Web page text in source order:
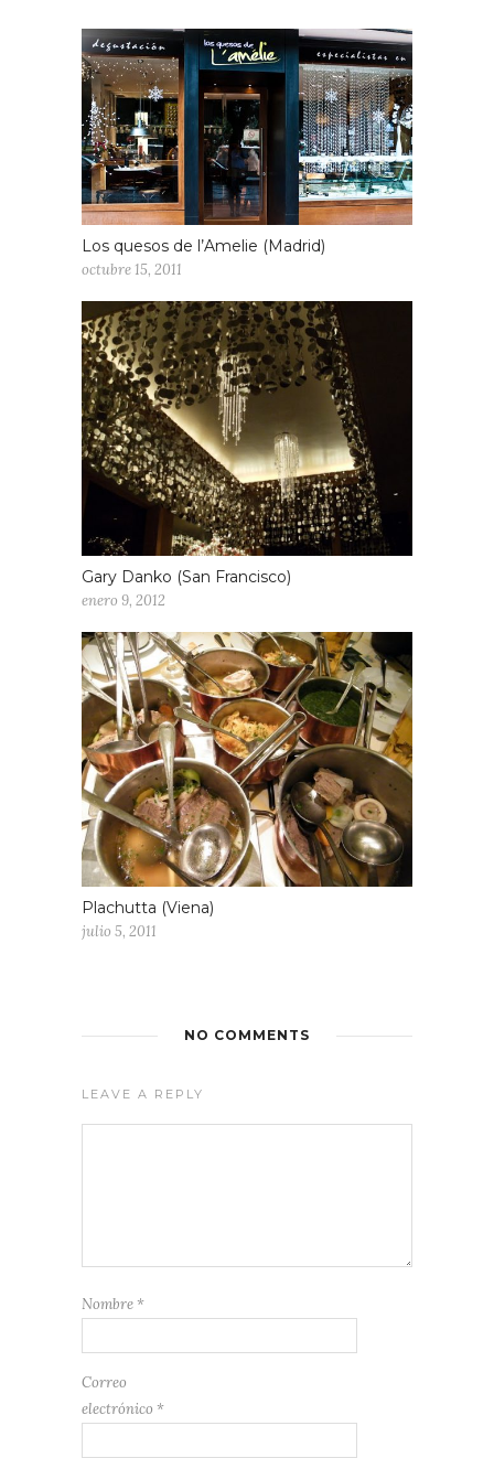
Los quesos de l’Amelie (Madrid)
octubre 15, 2011
Gary Danko (San Francisco)
enero 9, 2012
Plachutta (Viena)
julio 5, 2011
NO COMMENTS
LEAVE A REPLY
Nombre *
Correo
electrónico *